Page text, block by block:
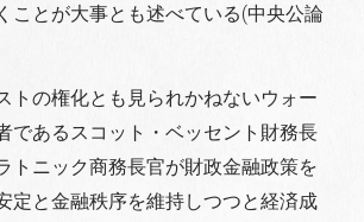
ことが大事とも述べている(中央公論
トの権化とも見られかねないウォー
であるスコット・ベッセント財務長
トニック商務長官が財政金融政策を
定と金融秩序を維持しつつと経済成